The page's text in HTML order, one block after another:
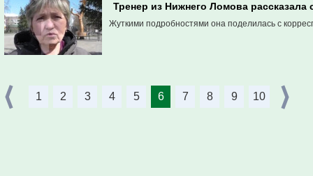
Тренер из Нижнего Ломова
Жуткими подробностями она поделилась с
1 2 3 4 5 6 7 8 9 10